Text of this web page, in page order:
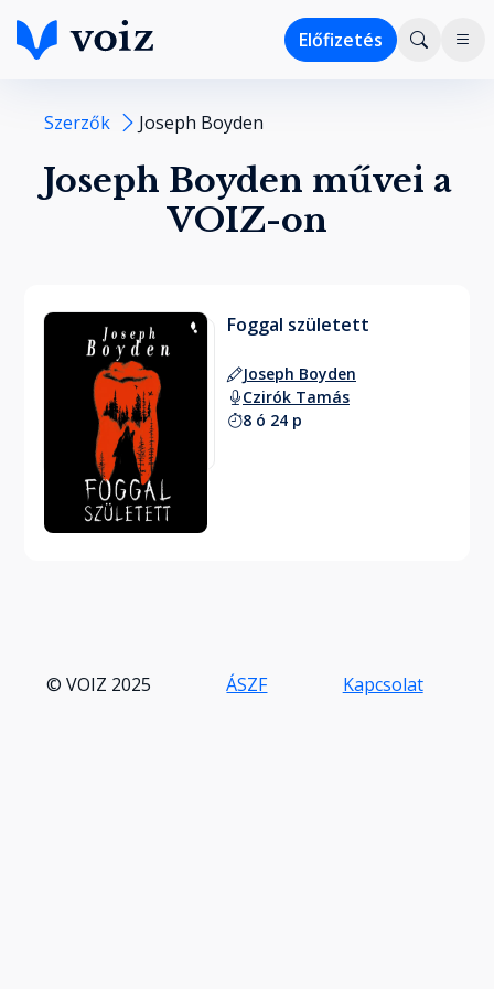
Előfizetés
Szerzők Joseph Boyden
Joseph Boyden művei a
VOIZ-on
Foggal született
Joseph Boyden
Czirók Tamás
8 ó 24 p
© VOIZ 2025 ÁSZF Kapcsolat